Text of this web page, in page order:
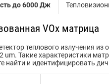
до 6000 Дж
VOx матрица
теплового излучения из
um. Такие характеристики
найти и идентифицировать